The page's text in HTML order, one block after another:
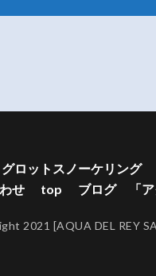
グロットスノーケリング
せ
top ブログ 「ア
2021 [AQUA DEL REY